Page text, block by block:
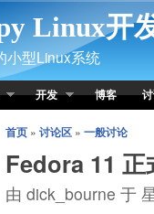
Linux开
小型Linux系统
开发 博客
首页» 讨论区» 一般讨论
Fedora 11 正
由 dick_bourne 于